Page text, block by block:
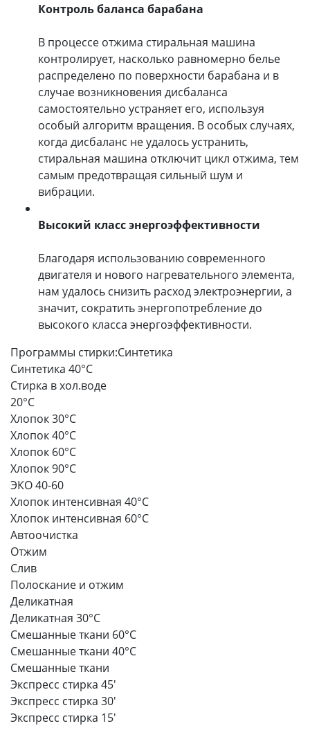
Контроль баланса барабана
В процессе отжима стиральная машина
контролирует, насколько равномерно белье
распределено по поверхности барабана и в
случае возникновения дисбаланса
самостоятельно устраняет его, используя
особый алгоритм вращения. В особых случаях,
когда дисбаланс не удалось устранить,
стиральная машина отключит цикл отжима, тем
самым предотвращая сильный шум и
вибрации.
Высокий класс энергоэффективности
Благодаря использованию современного
двигателя и нового нагревательного элемента,
нам удалось снизить расход электроэнергии, а
значит, сократить энергопотребление до
высокого класса энергоэффективности.
Программы стирки:Синтетика
Синтетика 40°С
Стирка в хол.воде
20°С
Хлопок 30°C
Хлопок 40°C
Хлопок 60°C
Хлопок 90°C
ЭКО 40-60
Хлопок интенсивная 40°C
Хлопок интенсивная 60°C
Автоочистка
Отжим
Слив
Полоскание и отжим
Деликатная
Деликатная 30°C
Смешанные ткани 60°C
Смешанные ткани 40°C
Смешанные ткани
Экспресс стирка 45'
Экспресс стирка 30'
Экспресс стирка 15'